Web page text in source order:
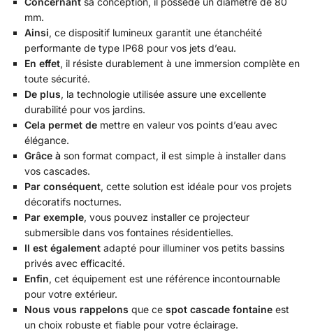
mm.
Ainsi, ce dispositif lumineux garantit une étanchéité
performante de type IP68 pour vos jets d’eau.
En effet, il résiste durablement à une immersion complète en
toute sécurité.
De plus, la technologie utilisée assure une excellente
durabilité pour vos jardins.
Cela permet de mettre en valeur vos points d’eau avec
élégance.
Grâce à son format compact, il est simple à installer dans
vos cascades.
Par conséquent, cette solution est idéale pour vos projets
décoratifs nocturnes.
Par exemple, vous pouvez installer ce projecteur
submersible dans vos fontaines résidentielles.
Il est également adapté pour illuminer vos petits bassins
privés avec efficacité.
Enfin, cet équipement est une référence incontournable
pour votre extérieur.
Nous vous rappelons que ce spot cascade fontaine est
un choix robuste et fiable pour votre éclairage.